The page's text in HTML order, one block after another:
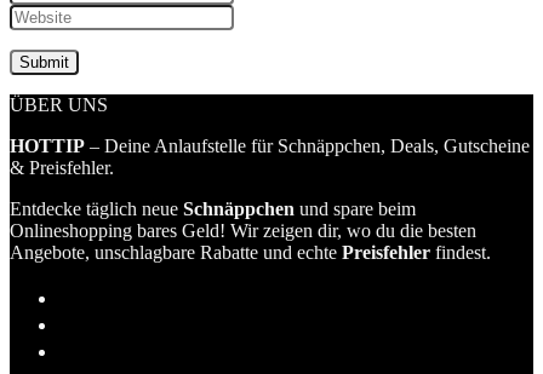
ÜBER UNS
HOTTIP – Deine Anlaufstelle für Schnäppchen, Deals, Gutscheine
& Preisfehler.
Entdecke täglich neue Schnäppchen und spare beim
Onlineshopping bares Geld! Wir zeigen dir, wo du die besten
Angebote, unschlagbare Rabatte und echte Preisfehler findest.